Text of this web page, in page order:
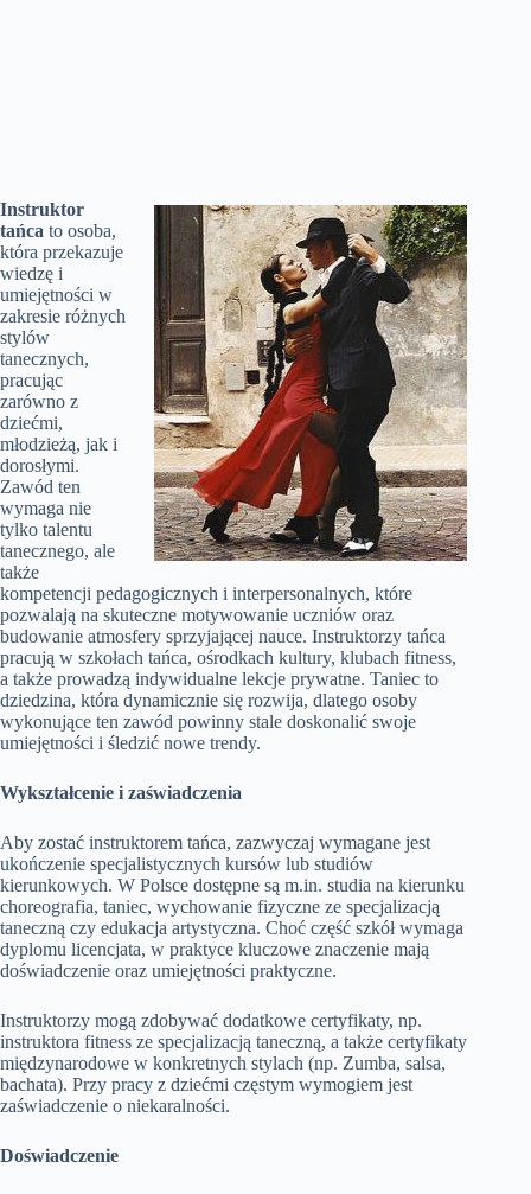
Instruktor
tańca to osoba,
która przekazuje
wiedzę i
umiejętności w
zakresie różnych
stylów
tanecznych,
pracując
zarówno z
dziećmi,
młodzieżą, jak i
dorosłymi.
Zawód ten
wymaga nie
tylko talentu
tanecznego, ale
także
kompetencji pedagogicznych i interpersonalnych, które
pozwalają na skuteczne motywowanie uczniów oraz
budowanie atmosfery sprzyjającej nauce. Instruktorzy tańca
pracują w szkołach tańca, ośrodkach kultury, klubach fitness,
a także prowadzą indywidualne lekcje prywatne. Taniec to
dziedzina, która dynamicznie się rozwija, dlatego osoby
wykonujące ten zawód powinny stale doskonalić swoje
umiejętności i śledzić nowe trendy.
Wykształcenie i zaświadczenia
Aby zostać instruktorem tańca, zazwyczaj wymagane jest
ukończenie specjalistycznych kursów lub studiów
kierunkowych. W Polsce dostępne są m.in. studia na kierunku
choreografia, taniec, wychowanie fizyczne ze specjalizacją
taneczną czy edukacja artystyczna. Choć część szkół wymaga
dyplomu licencjata, w praktyce kluczowe znaczenie mają
doświadczenie oraz umiejętności praktyczne.
Instruktorzy mogą zdobywać dodatkowe certyfikaty, np.
instruktora fitness ze specjalizacją taneczną, a także certyfikaty
międzynarodowe w konkretnych stylach (np. Zumba, salsa,
bachata). Przy pracy z dziećmi częstym wymogiem jest
zaświadczenie o niekaralności.
Doświadczenie